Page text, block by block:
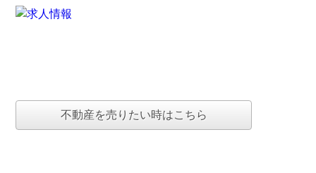
不動産を売りたい時はこちら